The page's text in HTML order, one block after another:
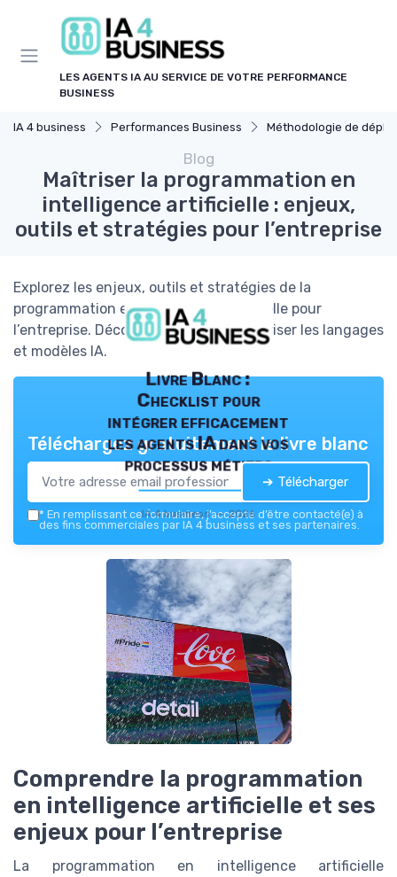
LES AGENTS IA AU SERVICE DE VOTRE PERFORMANCE
BUSINESS
IA 4 business Performances Business Méthodologie de déploiement
Blog
Maîtriser la programmation en
intelligence artificielle : enjeux,
outils et stratégies pour l’entreprise
Explorez les enjeux, outils et stratégies de la
programmation en intelligence artificielle pour
l’entreprise. Découvrez comment maîtriser les langages
et modèles IA.
Livre Blanc :
Checklist pour
intégrer efficacement
les agents IA dans vos
processus métiers
IA 4 business — 2026
Téléchargez gratuitement le livre blanc
➔ Télécharger
* En remplissant ce formulaire, j’accepte d’être contacté(e) à
des fins commerciales par IA 4 business et ses partenaires.
Comprendre la programmation
en intelligence artificielle et ses
enjeux pour l’entreprise
La programmation en intelligence artificielle